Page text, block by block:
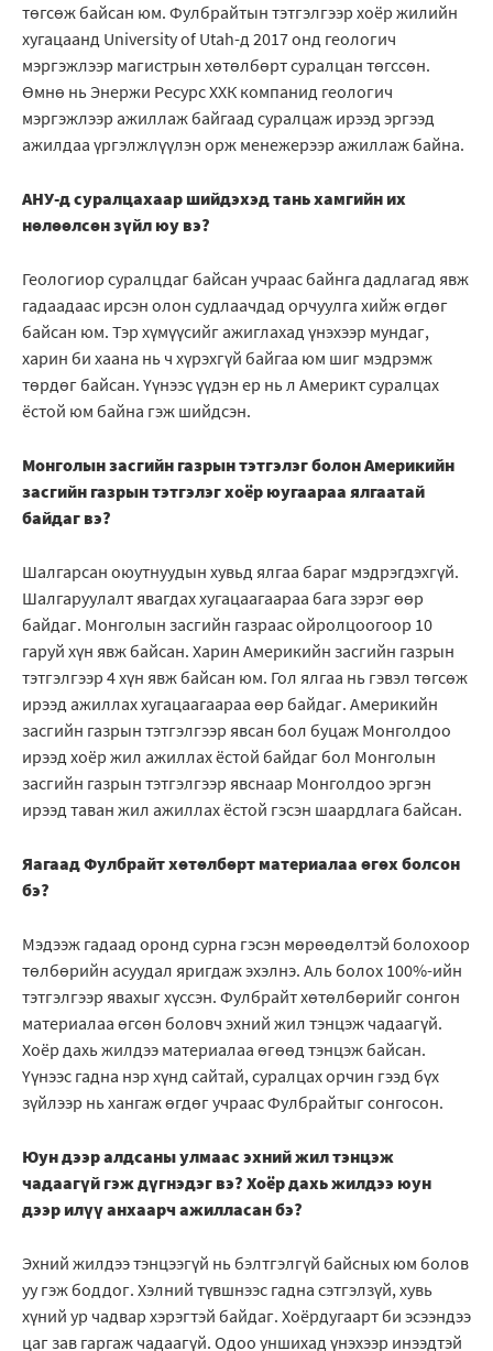
төгсөж байсан юм. Фулбрайтын тэтгэлгээр хоёр жилийн
хугацаанд University of Utah-д 2017 онд геологич
мэргэжлээр магистрын хөтөлбөрт суралцан төгссөн.
Өмнө нь Энержи Ресурс ХХК компанид геологич
мэргэжлээр ажиллаж байгаад суралцаж ирээд эргээд
ажилдаа үргэлжлүүлэн орж менежерээр ажиллаж байна.
АНУ-д суралцахаар шийдэхэд тань хамгийн их
нөлөөлсөн зүйл юу вэ?
Геологиор суралцдаг байсан учраас байнга дадлагад явж
гадаадаас ирсэн олон судлаачдад орчуулга хийж өгдөг
байсан юм. Тэр хүмүүсийг ажиглахад үнэхээр мундаг,
харин би хаана нь ч хүрэхгүй байгаа юм шиг мэдрэмж
төрдөг байсан. Үүнээс үүдэн ер нь л Америкт суралцах
ёстой юм байна гэж шийдсэн.
Монголын засгийн газрын тэтгэлэг болон Америкийн
засгийн газрын тэтгэлэг хоёр юугаараа ялгаатай
байдаг вэ?
Шалгарсан оюутнуудын хувьд ялгаа бараг мэдрэгдэхгүй.
Шалгаруулалт явагдах хугацаагаараа бага зэрэг өөр
байдаг. Монголын засгийн газраас ойролцоогоор 10
гаруй хүн явж байсан. Харин Америкийн засгийн газрын
тэтгэлгээр 4 хүн явж байсан юм. Гол ялгаа нь гэвэл төгсөж
ирээд ажиллах хугацаагаараа өөр байдаг. Америкийн
засгийн газрын тэтгэлгээр явсан бол буцаж Монголдоо
ирээд хоёр жил ажиллах ёстой байдаг бол Монголын
засгийн газрын тэтгэлгээр явснаар Монголдоо эргэн
ирээд таван жил ажиллах ёстой гэсэн шаардлага байсан.
Яагаад Фулбрайт хөтөлбөрт материалаа өгөх болсон
бэ?
Мэдээж гадаад оронд сурна гэсэн мөрөөдөлтэй болохоор
төлбөрийн асуудал яригдаж эхэлнэ. Аль болох 100%-ийн
тэтгэлгээр явахыг хүссэн. Фулбрайт хөтөлбөрийг сонгон
материалаа өгсөн боловч эхний жил тэнцэж чадаагүй.
Хоёр дахь жилдээ материалаа өгөөд тэнцэж байсан.
Үүнээс гадна нэр хүнд сайтай, суралцах орчин гээд бүх
зүйлээр нь хангаж өгдөг учраас Фулбрайтыг сонгосон.
Юун дээр алдсаны улмаас эхний жил тэнцэж
чадаагүй гэж дүгнэдэг вэ? Хоёр дахь жилдээ юун
дээр илүү анхаарч ажилласан бэ?
Эхний жилдээ тэнцээгүй нь бэлтгэлгүй байсных юм болов
уу гэж боддог. Хэлний түвшнээс гадна сэтгэлзүй, хувь
хүний ур чадвар хэрэгтэй байдаг. Хоёрдугаарт би эсээндээ
цаг зав гаргаж чадаагүй. Одоо уншихад үнэхээр инээдтэй